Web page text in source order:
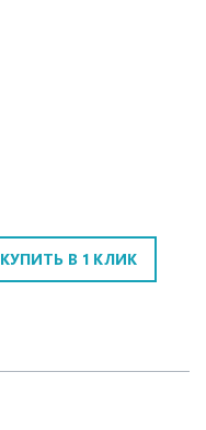
КУПИТЬ В 1 КЛИК